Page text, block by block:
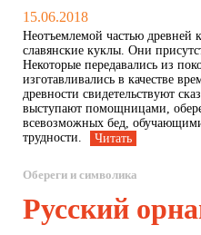
15.06.2018
Неотъемлемой частью древней
славянские куклы. Они
Некоторые передавались из
изготавливались в качестве
древности свидетельствуют
выступают помощницами,
всевозможных бед,
трудности.
Читать
Обереги и символика
Русский